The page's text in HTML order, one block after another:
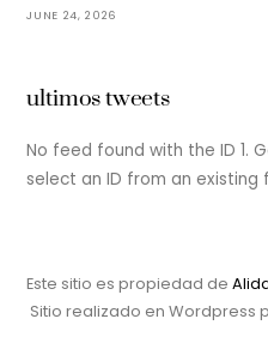
JUNE 24, 2026
ultimos tweets
No feed found with the ID 1.
select an ID from an existing
Este sitio es propiedad de
Sitio realizado en Wordpress